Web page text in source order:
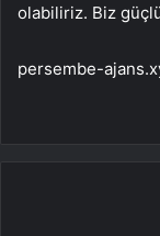
olabiliriz. Biz
persembe-